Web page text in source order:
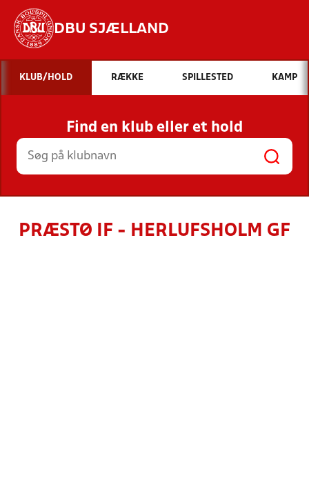
DBU SJÆLLAND
Hvad vil du søge efter?
INDHOLD OG NYHEDER
STILLINGER, RESULTATER, KLUBBER OG
HOLD
KLUB/HOLD RÆKKE SPILLESTED KAMP
Find en klub eller et hold
PRÆSTØ IF - HERLUFSHOLM GF